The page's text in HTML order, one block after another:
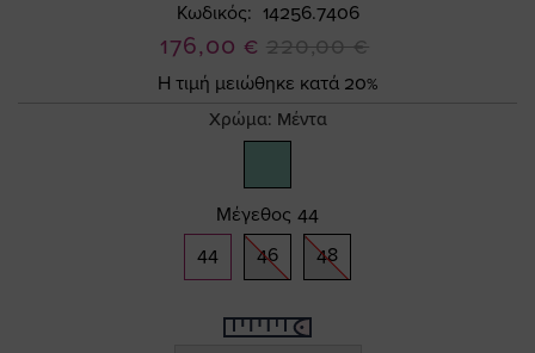
Κωδικός 14256.7406
Ειδική
Τιμή
176,00 € 220,00 €
Η τιμή μειώθηκε κατά 20%
Χρώμα: Μέντα
Μέγεθος 44
44
46 48